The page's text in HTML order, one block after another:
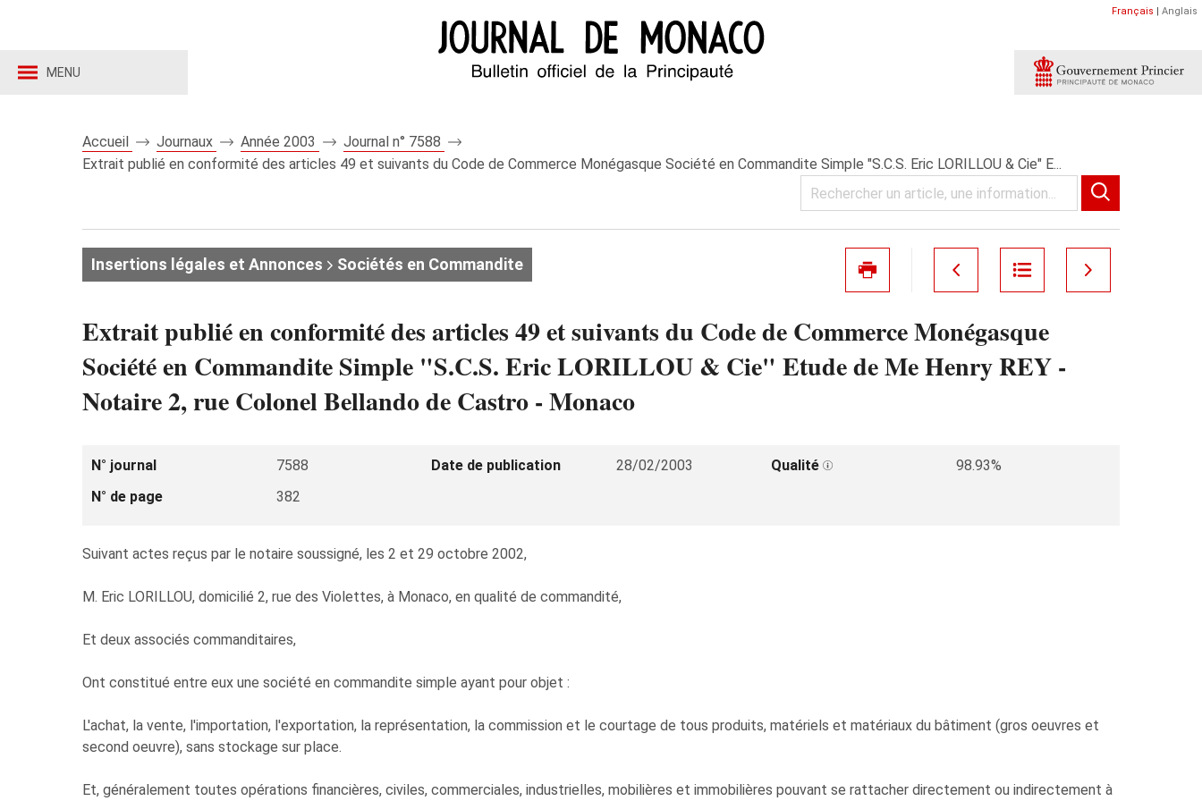
MENU
Français | Anglais
Accueil Journaux Année 2003
Journal n° 7588
Extrait publié en conformité des articles 49 et suivants du Code de Commerce Monégasque Société en Commandite Simple "S.C.S. Eric LORILLOU & Cie" E...
Insertions légales et Annonces Sociétés en Commandite
Extrait publié en conformité des articles 49 et suivants du Code de Commerce Monégasque
Société en Commandite Simple "S.C.S. Eric LORILLOU & Cie" Etude de Me Henry REY -
Notaire 2, rue Colonel Bellando de Castro - Monaco
N° journal 7588 Date de publication 28/02/2003 Qualité
98.93%
N° de page
382
Suivant actes reçus par le notaire soussigné, les 2 et 29 octobre 2002,
M. Eric LORILLOU, domicilié 2, rue des Violettes, à Monaco, en qualité de commandité,
Et deux associés commanditaires,
Ont constitué entre eux une société en commandite simple ayant pour objet :
L'achat, la vente, l'importation, l'exportation, la représentation, la commission et le courtage de tous produits, matériels et matériaux du bâtiment (gros oeuvres et
second oeuvre), sans stockage sur place.
Et, généralement toutes opérations financières, civiles, commerciales, industrielles, mobilières et immobilières pouvant se rattacher directement ou indirectement à